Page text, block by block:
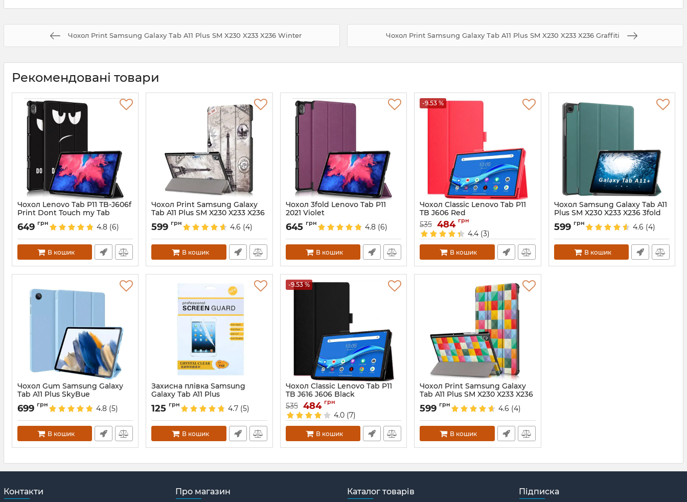
Чохол Print Samsung Galaxy Tab A11 Plus SM X230 X233 X236 Winter Чохол Print Samsung Galaxy Tab A11 Plus SM X230 X233 X236 Graffiti
Рекомендовані товари
Чохол Lenovo Tab P11 TB-J606f
Print Dont Touch my Tab
Артикул:5227
649 грн 4.8 (6)
В кошик
Чохол Print Samsung Galaxy
Tab A11 Plus SM X230 X233 X236
EffileTower
Артикул: 688234
599 грн 4.6 (4)
В кошик
Чохол 3fold Lenovo Tab P11
2021 Violet
Артикул:5175
645 грн 4.8 (6)
В кошик
-9.53 %
Чохол Classic Lenovo Tab P11
TB J606 Red
Артикул:5246
535 484 грн
4.4 (3)
В кошик
Чохол Samsung Galaxy Tab A11
Plus SM X230 X233 X236 3fold
DarkGreen
Артикул: 688218
599 грн 4.6 (4)
В кошик
Чохол Gum Samsung Galaxy
Tab A11 Plus SkyBue
Артикул:688582
699 грн 4.8 (5)
В кошик
Захисна плівка Samsung
Galaxy Tab A11 Plus
Артикул:688254
125 грн 4.7 (5)
В кошик
-9.53 %
Чохол Classic Lenovo Tab P11
TB J616 J606 Black
Артикул:5242
535 484 грн
4.0 (7)
В кошик
Чохол Print Samsung Galaxy
Tab A11 Plus SM X230 X233 X236
Tapper
Артикул: 688236
599 грн 4.6 (4)
В кошик
Контакти Про магазин Каталог товарів Підписка